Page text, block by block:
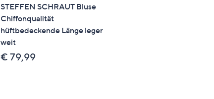
STEFFEN SCHRAUT Bluse
Chiffonqualität
hüftbedeckende Länge leger
weit
€ 79,99